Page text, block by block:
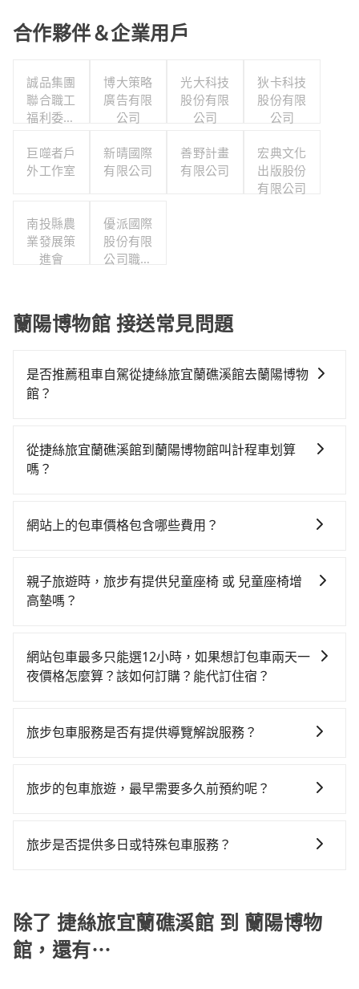
合作夥伴＆企業用戶
誠品集團
聯合職工
福利委員
博大策略
廣告有限
公司
光大科技
股份有限
公司
狄卡科技
股份有限
公司
巨噬者戶
外工作室
新晴國際
有限公司
善野計畫
有限公司
宏典文化
出版股份
有限公司
南投縣農
業發展策
進會
優派國際
股份有限
公司職工
蘭陽博物館 接送常見問題
是否推薦租車自駕從捷絲旅宜蘭礁溪館去蘭陽博物
館？
對的時間彈性，最重要的是你當天就要來回，那在宜蘭
路邊可隨租隨借的iRent應該是你最便宜選擇。註冊完
館的花費預估為$350~750（金額差異來自於平假日、車
的罰單都需自付。再者，和運的iRent只提供最基本的車
型，如Toyota Yaris、Prius C、Vios這類乘坐體驗較差
況，打開車門才發現仍有上一組乘客遺留的垃圾或者撞
凹的車門仍未被修理，每一次租車都好像在開樂透一
車位，對於急著用車或者要載其他乘客的人來說就有不
上下車地點仍有段距離，在遇到下雨天或者載行李時，
從捷絲旅宜蘭礁溪館到蘭陽博物館叫計程車划算
嗎？
灣大車隊、Uber、Line Taxi、Yoxi等，如果在路邊攔不
叫車看看。依照里程跳錶計算，價格約為210~250元
間。不過宜蘭縣僅有合法計程車約750輛，計程車密度為
計費，約有47%會採現場議價，建議最好先上網預約，
以免當場被坑受騙。雖然捷絲旅宜蘭礁溪館到蘭陽博物
上，分坐兩台計程車就不太方便，反而能事先預約且品
網站上的包車價格包含哪些費用？
乘客險、司機小費、營業稅等，不會再有其他額外的費
用產生。
親子旅遊時，旅步有提供兒童座椅 或 兒童座椅增
高墊嗎？
童座椅。每趟每個租金 NT$300。您可以在預定服務時
填寫您的需求。
網站包車最多只能選12小時，如果想訂包車兩天一
夜價格怎麼算？該如何訂購？能代訂住宿？
需要連續兩天的包車服務，可以在官網上分開預定兩天
旅步包車服務是否有提供導覽解說服務？
需要導覽服務，可事先透過電子郵件
旅步的包車旅遊，最早需要多久前預約呢？
提供早鳥優惠，您越早預訂就能享有更優惠的價格。所
旅步是否提供多日或特殊包車服務？
除了 捷絲旅宜蘭礁溪館 到 蘭陽博物
館，還有⋯